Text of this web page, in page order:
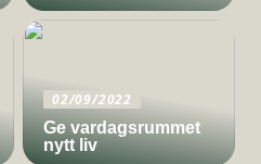
02/09/2022
Ge vardagsrummet
nytt liv